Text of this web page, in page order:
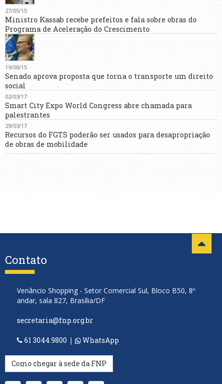
27/05/15
Ministro Kassab recebe prefeitos e fala sobre obras do
Programa de Aceleração do Crescimento
19/08/15
Senado aprova proposta que torna o transporte um direito
social
02/03/17
Smart City Expo World Congress abre chamada para
palestrantes
29/03/17
Recursos do FGTS poderão ser usados para desapropriação
de obras de mobilidade
Contato
Venâncio Shopping - Setor Comercial Sul, Bloco B50, 8º
andar, sala 827, Brasília/DF
secretaria@fnp.org.br
61 3044.9800 | WhatsApp
Como chegar à sede da FNP